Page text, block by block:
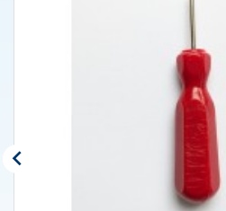
